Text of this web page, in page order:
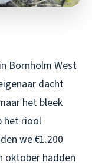
Bornholm West
dacht
het bleek
het riool
we €1.200
oktober hadden